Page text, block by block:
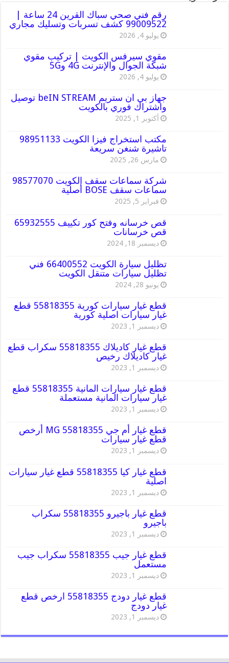
رقم فني صحي سباك القرين 24 ساعة |
99009522 كشف تسربات وتسليك مجاري
يوليو 4, 2026
مقوي سيرفس الكويت | تركيب مقوي
شبكة الجوال والإنترنت 4G و5G
يوليو 4, 2026
جهاز بي ان ستريم beIN STREAM توصيل
واشتراك فوري بالكويت
أكتوبر 1, 2025
مكتب استخراج فيزا الكويت 98951133
تاشيرة شنغن سريعة
مارس 26, 2025
شركة سماعات سقف الكويت 98577070
سماعات سقف BOSE أصلية
فبراير 5, 2025
قص خرسانه وفتح كور تكييف 65932555
قص خرسانات
ديسمبر 18, 2024
تظليل سيارة الكويت 66400552 فني
تظليل سيارات متنقل الكويت
يونيو 28, 2024
قطع غيار سيارات كورية 55818355 قطع
غيار سيارات اصلية كورية
ديسمبر 1, 2023
قطع غيار كاديلاك 55818355 سكراب قطع
غيار كاديلاك رخيص
ديسمبر 1, 2023
قطع غيار سيارات المانية 55818355 قطع
غيار سيارات المانية مستعملة
ديسمبر 1, 2023
قطع غيار أم جي MG 55818355 أرخص
قطع غيار سيارات
ديسمبر 1, 2023
قطع غيار كيا 55818355 قطع غيار سيارات
اصلية
ديسمبر 1, 2023
قطع غيار باجيرو 55818355 سكراب
باجيرو
ديسمبر 1, 2023
قطع غيار جيب 55818355 سكراب جيب
مستعمل
ديسمبر 1, 2023
قطع غيار دودج 55818355 ارخص قطع
غيار دودج
ديسمبر 1, 2023